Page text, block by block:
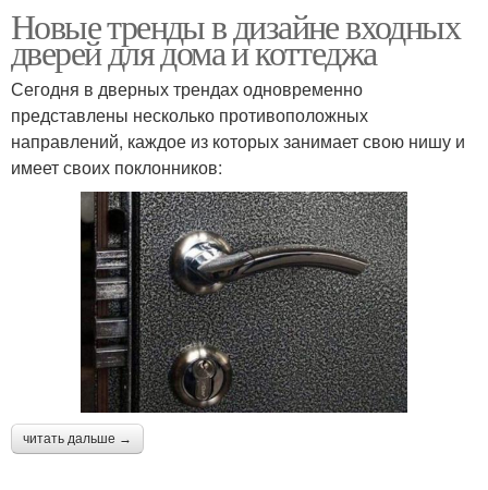
Новые тренды в дизайне входных
дверей для дома и коттеджа
Сегодня в дверных трендах одновременно
представлены несколько противоположных
направлений, каждое из которых занимает свою нишу и
имеет своих поклонников:
читать дальше →